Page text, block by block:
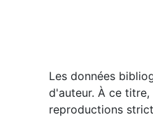
Les données
d'auteur. À ce
reproductions